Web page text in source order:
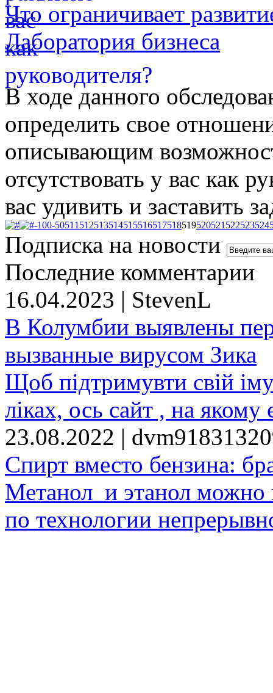
Что ограничивает
Лаборатория бизнеса
В ходе данного
определить свое
описывающим
отсутствовать у вас как
вас удивить и заставить
-100-50511 512513514515516517518519520521 522523524
Подписка на новости
Последние комментарии
16.04.2023 | StevenL
В Колумбии выявлены
вызванные вирусом Зика
Щоб підтримувти свій
ліках, ось сайт , на якому
23.08.2022 |
Спирт вместо бензина:
Метанол и этанол можно
по технологии